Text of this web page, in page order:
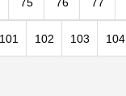
101 102 103 104